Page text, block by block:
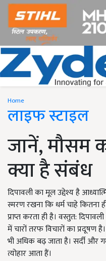
Home
लाइफ स्टाइल
जानें, मौसम
क्या है संबंध
दिपावली का मूल उद्देश्य है
स्मरण रखना कि धर्म चाहे कितना
प्राप्त करता ही है। वस्तुत:
में चारों तरफ विचारों का प्रदूषण
भी अधिक बढ़ जाता है। सर्दी
त्योहार आता हैं।